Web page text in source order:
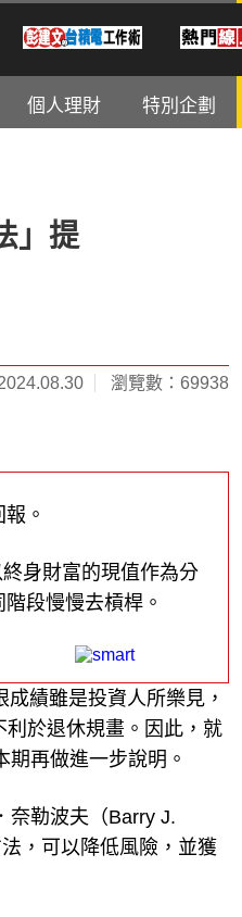
個人理財 特別企劃
」提
瀏覽數：69938
身財富的現值作為分
績雖是投資人所樂見，
於退休規畫。因此，就
勒波夫（Barry J.
，可以降低風險，並獲